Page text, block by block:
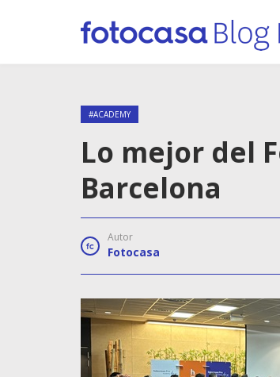
#ACADEMY
Lo mejor del
Barcelona
Autor
Fotocasa